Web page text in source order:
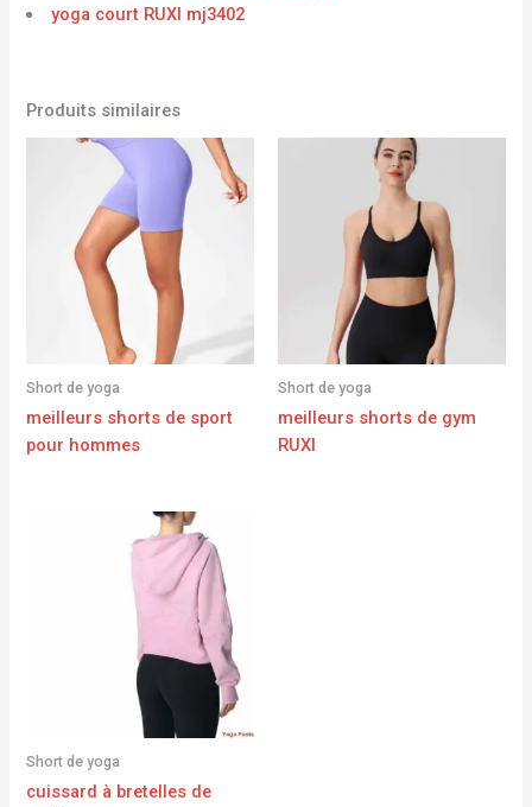
yoga court RUXI mj3402
Produits similaires
Short de yoga
meilleurs shorts de sport
pour hommes
Short de yoga
meilleurs shorts de gym
RUXI
Short de yoga
cuissard à bretelles de